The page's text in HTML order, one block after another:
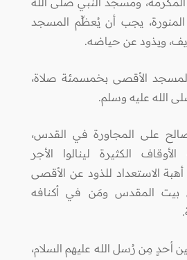
يجب أن يُعظِّم المسجد
ويذود عن حياضه.
الأقصى بخمسمئة صلاة،
الله عليه وسلم.
على المجاورة في القدس،
الكثيرة لينالوا الأجر
الاستعداد للذود عن الأقصى
بيت المقدس ومَن في أكنافه
أحدٍ مِن رُسل الله عليهم السلام،